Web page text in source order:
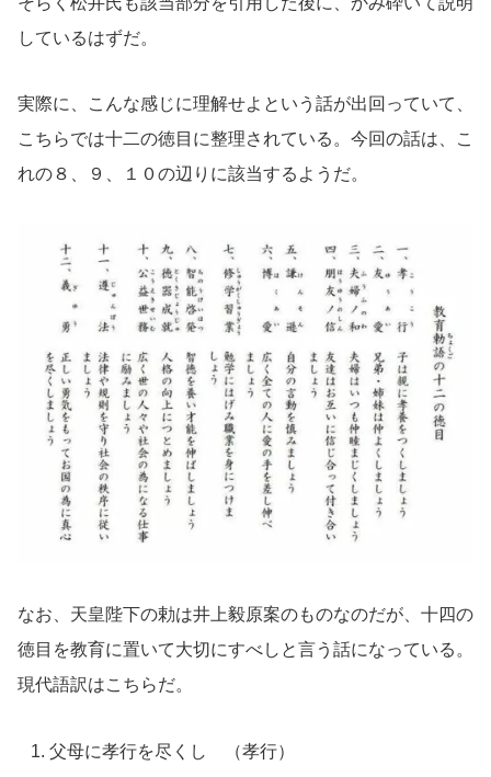
しているはずだ。
実際に、こんな感じに理解せよという話が出回っていて、
こちらでは十二の徳目に整理されている。今回の話は、こ
れの８、９、１０の辺りに該当するようだ。
なお、天皇陛下の勅は井上毅原案のものなのだが、十四の
徳目を教育に置いて大切にすべしと言う話になっている。
現代語訳はこちらだ。
父母に孝行を尽くし （孝行）